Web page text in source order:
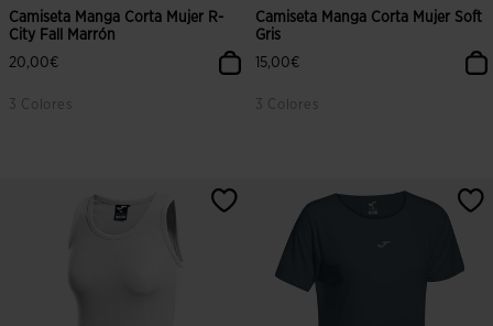
Camiseta Manga Corta Mujer R-
City Fall Marrón
20,00€
3 Colores
Camiseta Manga Corta Mujer Soft
Gris
15,00€
3 Colores